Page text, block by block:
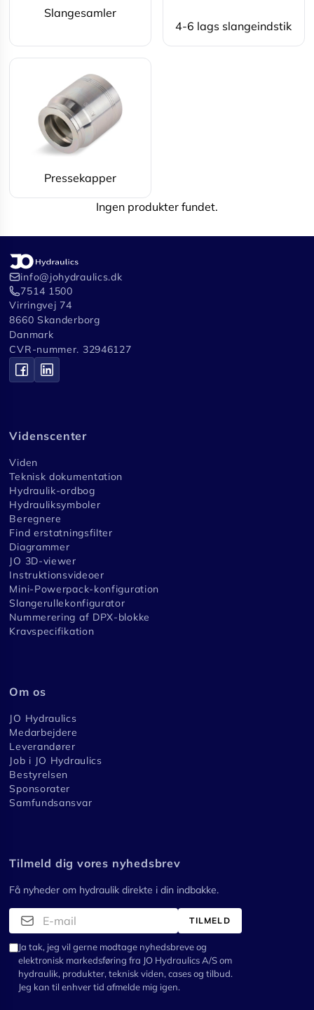
Slangesamler
4-6 lags slangeindstik
Pressekapper
Ingen produkter fundet.
info@johydraulics.dk
7514 1500
Virringvej 74
8660 Skanderborg
Danmark
CVR-nummer. 32946127
Videnscenter
Viden
Teknisk dokumentation
Hydraulik-ordbog
Hydrauliksymboler
Beregnere
Find erstatningsfilter
Diagrammer
JO 3D-viewer
Instruktionsvideoer
Mini-Powerpack-konfiguration
Slangerullekonfigurator
Nummerering af DPX-blokke
Kravspecifikation
Om os
JO Hydraulics
Medarbejdere
Leverandører
Job i JO Hydraulics
Bestyrelsen
Sponsorater
Samfundsansvar
Tilmeld dig vores nyhedsbrev
Få nyheder om hydraulik direkte i din indbakke.
TILMELD
Ja tak, jeg vil gerne modtage nyhedsbreve og
elektronisk markedsføring fra JO Hydraulics A/S om
hydraulik, produkter, teknisk viden, cases og tilbud.
Jeg kan til enhver tid afmelde mig igen.